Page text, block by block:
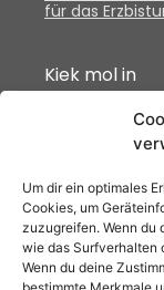
Um dir ein optimales
Cookies, um
zuzugreifen. Wenn du
wie das Surfverhalten
Wenn du deine
für das
Kiek mol in
Unsere